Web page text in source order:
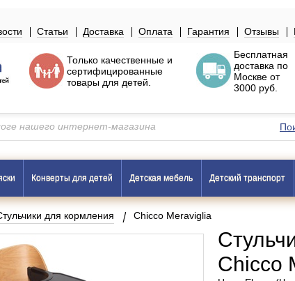
Статьи Доставка Оплата Гарантия Отзывы
Только качественные и
сертифицированные
товары для детей.
Бесплатная
доставка по
Москве от
3000 руб.
Конверты для детей Детская мебель Детский транспорт
для кормления Chicco Meraviglia
Chicco